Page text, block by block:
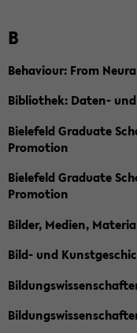
B
Behaviour: From
Bibliothek: Daten-
Bielefeld Graduate
Promotion
Bielefeld Graduate
Promotion
Bilder, Medien,
Bild- und